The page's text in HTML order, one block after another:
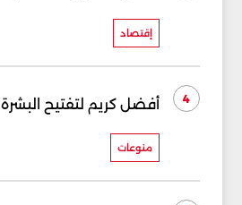
إقتصاد
4 أفضل كريم لتفتيح البشرة
منوعات